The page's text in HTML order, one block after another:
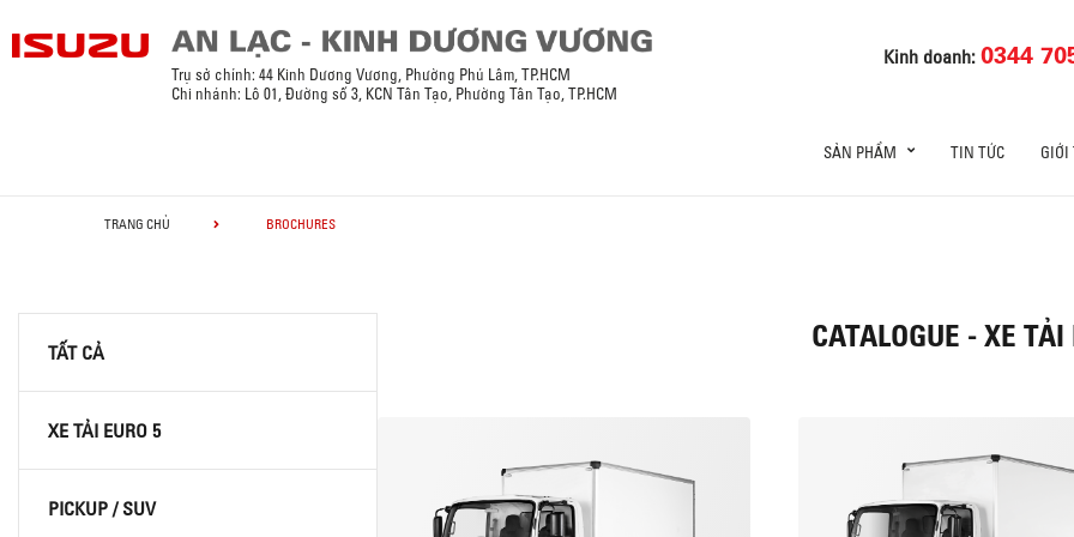
Kinh doanh:0344
Trụ sở chính: 44 Kinh Dương Vương, Phường Phú Lâm, TP.HCM
Chi nhánh: Lô 01, Đường số 3, KCN Tân Tạo, Phường Tân Tạo, TP.HCM
SẢN PHẨM TIN TỨC GIỚI
TRANG CHỦ BROCHURES
TẤT CẢ
XE TẢI EURO 5
PICKUP / SUV
CATALOGUE - XE TẢI